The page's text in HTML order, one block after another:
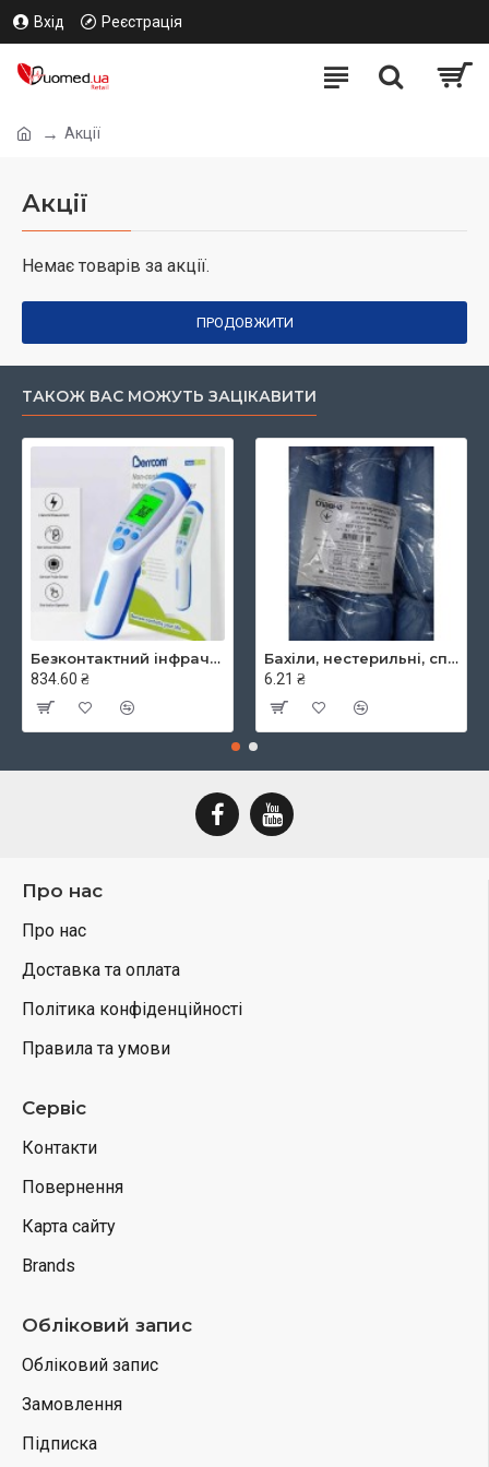
Вхід Реєстрація
Акції
Акції
Немає товарів за акції.
ПРОДОВЖИТИ
ТАКОЖ ВАС МОЖУТЬ ЗАЦІКАВИТИ
Безконтактний інфрачервоний термометр JXB-182, ТМ Berrcom
834.60 ₴
Бахіли, нестерильні, спанбонд, щільність - 30г/м2, середні, блакитні, ТМ Славна
6.21 ₴
Про нас
Про нас
Доставка та оплата
Політика конфіденційності
Правила та умови
Сервіс
Контакти
Повернення
Карта сайту
Brands
Обліковий запис
Обліковий запис
Замовлення
Підписка